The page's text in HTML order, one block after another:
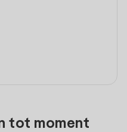
tot moment